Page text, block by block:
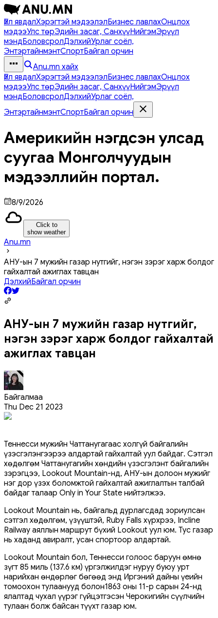
Үйл явдалХэрэгтэй мэдээлэлБизнес лавлахОнцлох
мэдээУлс төрЭдийн засаг, СанхүүНийгэмЭрүүл
мэндБоловсролДэлхийУрлаг соёл,
ЭнтэртайнмэнтСпортБайгал орчин
Anu.mn хайх
Үйл явдалХэрэгтэй мэдээлэлБизнес лавлахОнцлох
мэдээУлс төрЭдийн засаг, СанхүүНийгэмЭрүүл
мэндБоловсролДэлхийУрлаг соёл,
ЭнтэртайнмэнтСпортБайгал орчин
Америкийн нэгдсэн улсад
суугаа Монголчуудын
мэдээллийн портал.
8/9/2026
Click to
show weather
Anu.mn
АНУ-ын 7 мужийн газар нутгийг, нэгэн зэрэг харж болдог
гайхалтай ажиглах тавцан
ДэлхийБайгал орчин
АНУ-ын 7 мужийн газар нутгийг,
нэгэн зэрэг харж болдог гайхалтай
ажиглах тавцан
Байгалмаа
Thu Dec 21 2023
Теннесси мужийн Чаттанугагаас холгүй байгалийн
үзэсгэлэнгээрээ алдартай гайхалтай уул байдаг. Сэтгэл
хөдөлгөм Чаттанугагийн хөндийн үзэсгэлэнт байгалийн
зэрэгцээ, Lookout Mountain-нд, АНУ-ын долоон мужийг
нэг дор үзэх боломжтой гайхалтай ажиглалтын талбай
байдаг талаар Only in Your State нийтэлжээ.
Lookout Mountain нь, байгальд дурлагсдад зориулсан
сэтгэл хөдөлгөм, үзүүштэй, Ruby Falls хүрхрээ, Incline
Railway аяллын маршрут бүхий Lookout уул юм. Тус газар
нь хаданд авиралт, усан спортоор алдартай.
Lookout Mountain бол, Теннесси голоос баруун өмнө
зүгт 85 миль (137.6 км) үргэлжилдэг нуруу буюу урт
нарийхан өндөрлөг бөгөөд энд Иргэний дайны үеийн
томоохон тулаанууд болон1863 оны 11-р сарын 24-нд
ялалтад чухал үүрэг гүйцэтгэсэн Черокигийн сүүлчийн
тулаан болж байсан түүхт газар юм.